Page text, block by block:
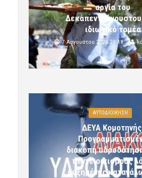
αργία του
ιδιωτικό τομέα
7 Αυγούστου 2026 20:18
ΑΥΤΟΔΙΟΙΚΗΣΗ
ΔΕΥΑ
διακοπή
πέντε οικισμούς
αυξημένης